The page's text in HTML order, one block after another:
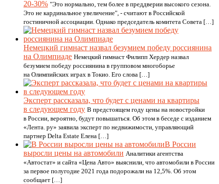
20-30% "Это нормально, тем более в преддверии высокого сезона.
Это не кардинальное увеличение", - считают в Российской
гостиничной ассоциации. Однако председатель комитета Совета […]
Немецкий гимнаст назвал безумием победу россиянина
на Олимпиаде Немецкий гимнаст Филипп Хердер назвал
безумием победу россиянина в групповом многоборье
на Олимпийских играх в Токио. Его слова […]
Эксперт рассказала, что будет с ценами на квартиры
в следующем году В предстоящем году цены на новостройки
в России, вероятно, будут повышаться. Об этом в беседе с изданием
«Лента. ру» заявила эксперт по недвижимости, управляющий
партнер Delta Estate Елена […]
В России
выросли цены на автомобили Аналитики агентства
«Автостат» и сайта «Цена Авто» выяснили, что автомобили в России
за первое полугодие 2021 года подорожали на 12,5%. Об этом
сообщает […]